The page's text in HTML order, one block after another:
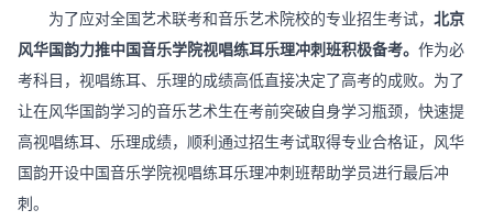
为了应对全国艺术联考和音乐艺术院校的专业招生考试， 北京
风华国韵力推中国音乐学院视唱练耳乐理冲刺班积极备考。 作为必
考科目，视唱练耳、乐理的成绩高低直接决定了高考的成败。为了
让在风华国韵学习的音乐艺术生在考前突破自身学习瓶颈，快速提
高视唱练耳、乐理成绩，顺利通过招生考试取得专业合格证，风华
国韵开设中国音乐学院视唱练耳乐理冲刺班帮助学员进行最后冲
刺。